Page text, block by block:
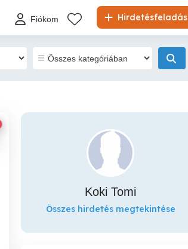
Hirdetésfeladás
Fiókom
Koki Tomi
Összes hirdetés megtekintése